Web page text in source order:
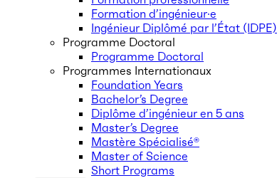
Formation d’ingénieur·e
Ingénieur Diplômé par l’État (IDPE)
Programme Doctoral
Programme Doctoral
Programmes Internationaux
Foundation Years
Bachelor’s Degree
Diplôme d’ingénieur en 5 ans
Master’s Degree
Mastère Spécialisé®
Master of Science
Short Programs